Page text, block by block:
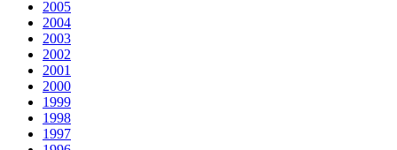
2005
2004
2003
2002
2001
2000
1999
1998
1997